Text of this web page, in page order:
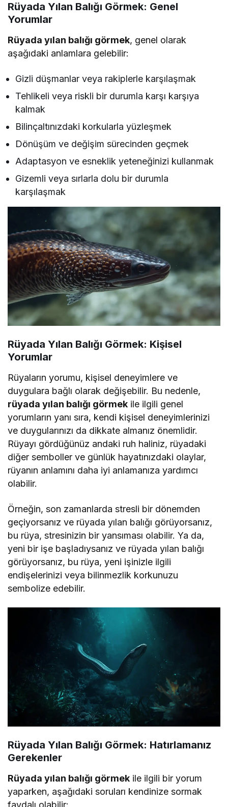
Rüyada Yılan Balığı Görmek: Genel
Yorumlar
Rüyada yılan balığı görmek, genel olarak
aşağıdaki anlamlara gelebilir:
Gizli düşmanlar veya rakiplerle karşılaşmak
Tehlikeli veya riskli bir durumla karşı karşıya
kalmak
Bilinçaltınızdaki korkularla yüzleşmek
Dönüşüm ve değişim sürecinden geçmek
Adaptasyon ve esneklik yeteneğinizi kullanmak
Gizemli veya sırlarla dolu bir durumla
karşılaşmak
Rüyada Yılan Balığı Görmek: Kişisel
Yorumlar
Rüyaların yorumu, kişisel deneyimlere ve
duygulara bağlı olarak değişebilir. Bu nedenle,
rüyada yılan balığı görmek ile ilgili genel
yorumların yanı sıra, kendi kişisel deneyimlerinizi
ve duygularınızı da dikkate almanız önemlidir.
Rüyayı gördüğünüz andaki ruh haliniz, rüyadaki
diğer semboller ve günlük hayatınızdaki olaylar,
rüyanın anlamını daha iyi anlamanıza yardımcı
olabilir.
Örneğin, son zamanlarda stresli bir dönemden
geçiyorsanız ve rüyada yılan balığı görüyorsanız,
bu rüya, stresinizin bir yansıması olabilir. Ya da,
yeni bir işe başladıysanız ve rüyada yılan balığı
görüyorsanız, bu rüya, yeni işinizle ilgili
endişelerinizi veya bilinmezlik korkunuzu
sembolize edebilir.
Rüyada Yılan Balığı Görmek: Hatırlamanız
Gerekenler
Rüyada yılan balığı görmek ile ilgili bir yorum
yaparken, aşağıdaki soruları kendinize sormak